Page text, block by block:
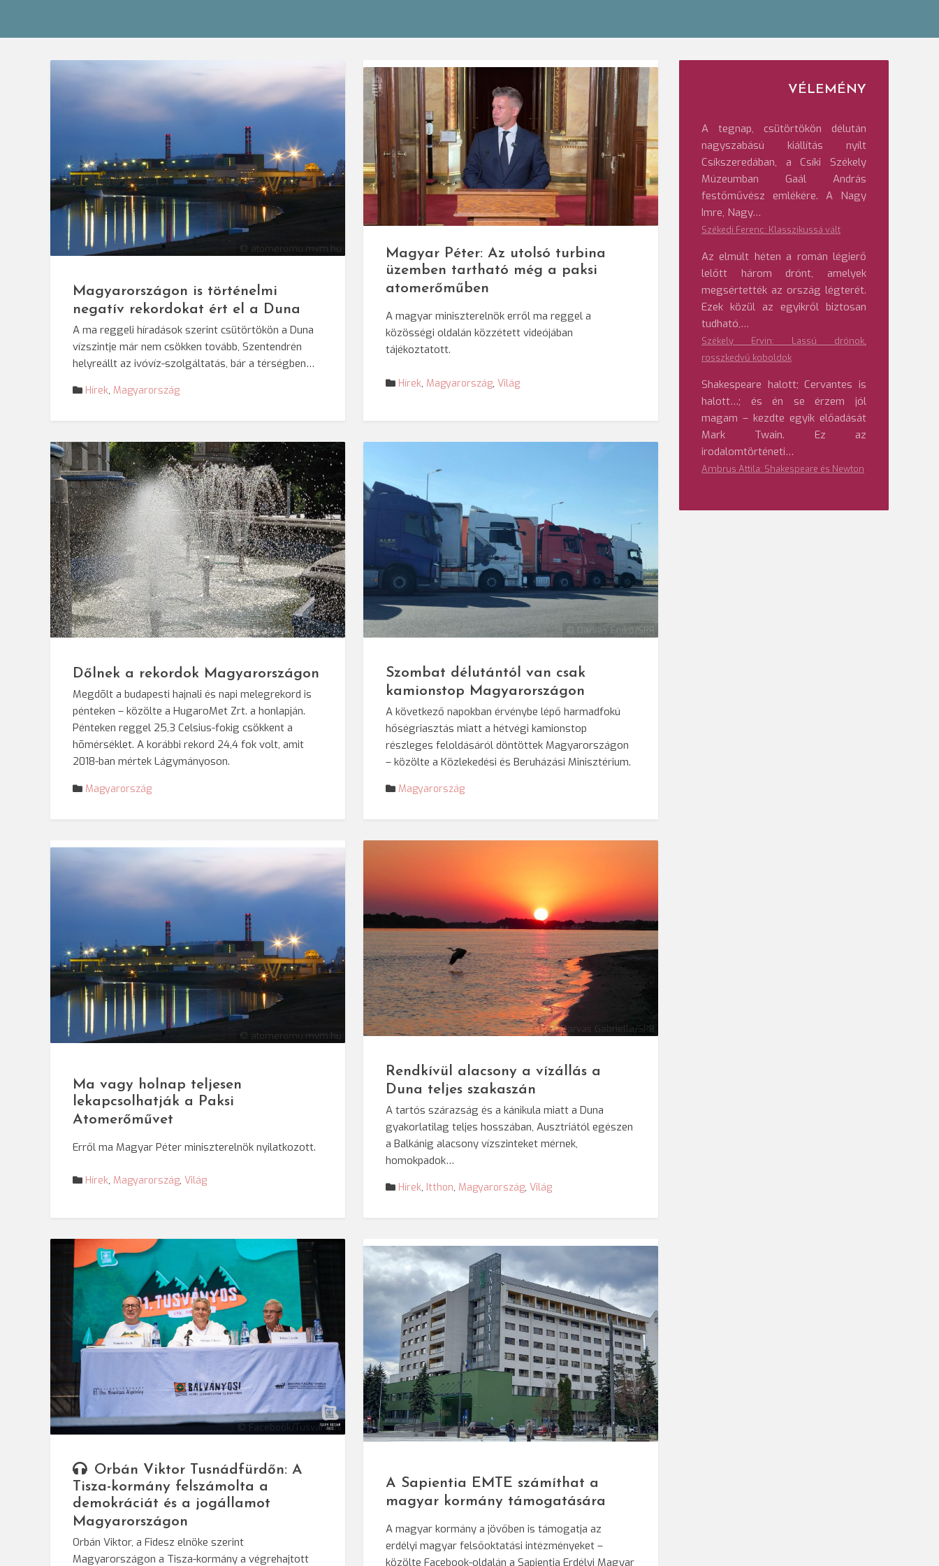
© atomeromu.mvm.hu
Magyarországon is történelmi
negatív rekordokat ért el a Duna
A ma reggeli híradások szerint csütörtökön a Duna
vízszintje már nem csökken tovább, Szentendrén
helyreállt az ivóvíz-szolgáltatás, bár a térségben…
Hírek, Magyarország
Magyar Péter: Az utolsó turbina
üzemben tartható még a paksi
atomerőműben
A magyar miniszterelnök erről ma reggel a
közösségi oldalán közzétett videójában
tájékoztatott.
Hírek, Magyarország,Világ
© Darvas Enikő/SRR
Dőlnek a rekordok Magyarországon
Megdõlt a budapesti hajnali és napi melegrekord is
pénteken – közölte a HugaroMet Zrt. a honlapján.
Pénteken reggel 25,3 Celsius-fokig csökkent a
hõmérséklet. A korábbi rekord 24,4 fok volt, amit
2018-ban mértek Lágymányoson.
Magyarország
© Darvas Enikő/SRR
Szombat délutántól van csak
kamionstop Magyarországon
A következő napokban érvénybe lépő harmadfokú
hőségriasztás miatt a hétvégi kamionstop
részleges feloldásáról döntöttek Magyarországon
– közölte a Közlekedési és Beruházási Minisztérium.
Magyarország
© atomeromu.mvm.hu
Ma vagy holnap teljesen
lekapcsolhatják a Paksi
Atomerőművet
Erről ma Magyar Péter miniszterelnök nyilatkozott.
Hírek, Magyarország, Világ
© Darvas Gabriella/SRR
Rendkívül alacsony a vízállás a
Duna teljes szakaszán
A tartós szárazság és a kánikula miatt a Duna
gyakorlatilag teljes hosszában, Ausztriától egészen
a Balkánig alacsony vízszinteket mérnek,
homokpadok…
Hírek, Itthon, Magyarország,Világ
© Facebook/Tusvanyos
Orbán Viktor Tusnádfürdőn: A
Tisza-kormány felszámolta a
demokráciát és a jogállamot
Magyarországon
Orbán Viktor, a Fidesz elnöke szerint
Magyarországon a Tisza-kormány a végrehajtott
© Darvas Enikő/SRR
A Sapientia EMTE számíthat a
magyar kormány támogatására
A magyar kormány a jövőben is támogatja az
erdélyi magyar felsőoktatási intézményeket –
közölte Facebook-oldalán a Sapientia Erdélyi Magyar
VÉLEMÉNY
A tegnap, csütörtökön délután
nagyszabású kiállítás nyílt
Csíkszeredában, a Csíki Székely
Múzeumban Gaál András
festőművész emlékére. A Nagy
Imre, Nagy…
Székedi Ferenc: Klasszikussá vált
Az elmúlt héten a román légierő
lelőtt három drónt, amelyek
megsértették az ország légterét.
Ezek közül az egyikről biztosan
tudható,…
Székely Ervin: Lassú drónok,
rosszkedvű koboldok
Shakespeare halott; Cervantes is
halott…; és én se érzem jól
magam – kezdte egyik előadását
Mark Twain. Ez az
irodalomtörténeti…
Ambrus Attila: Shakespeare és Newton